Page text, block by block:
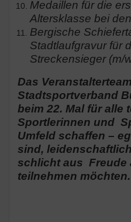
Medaillen für die
Altersklasse bei
Bergische
Stadtlaufgravur für
Streckensieger (m/
Das
Stadtsportverband
beim 22. Mal für alle
Sportlerinnen und
Umfeld schaffen –
sind,
schlicht aus Freude
teilnehmen möchten.